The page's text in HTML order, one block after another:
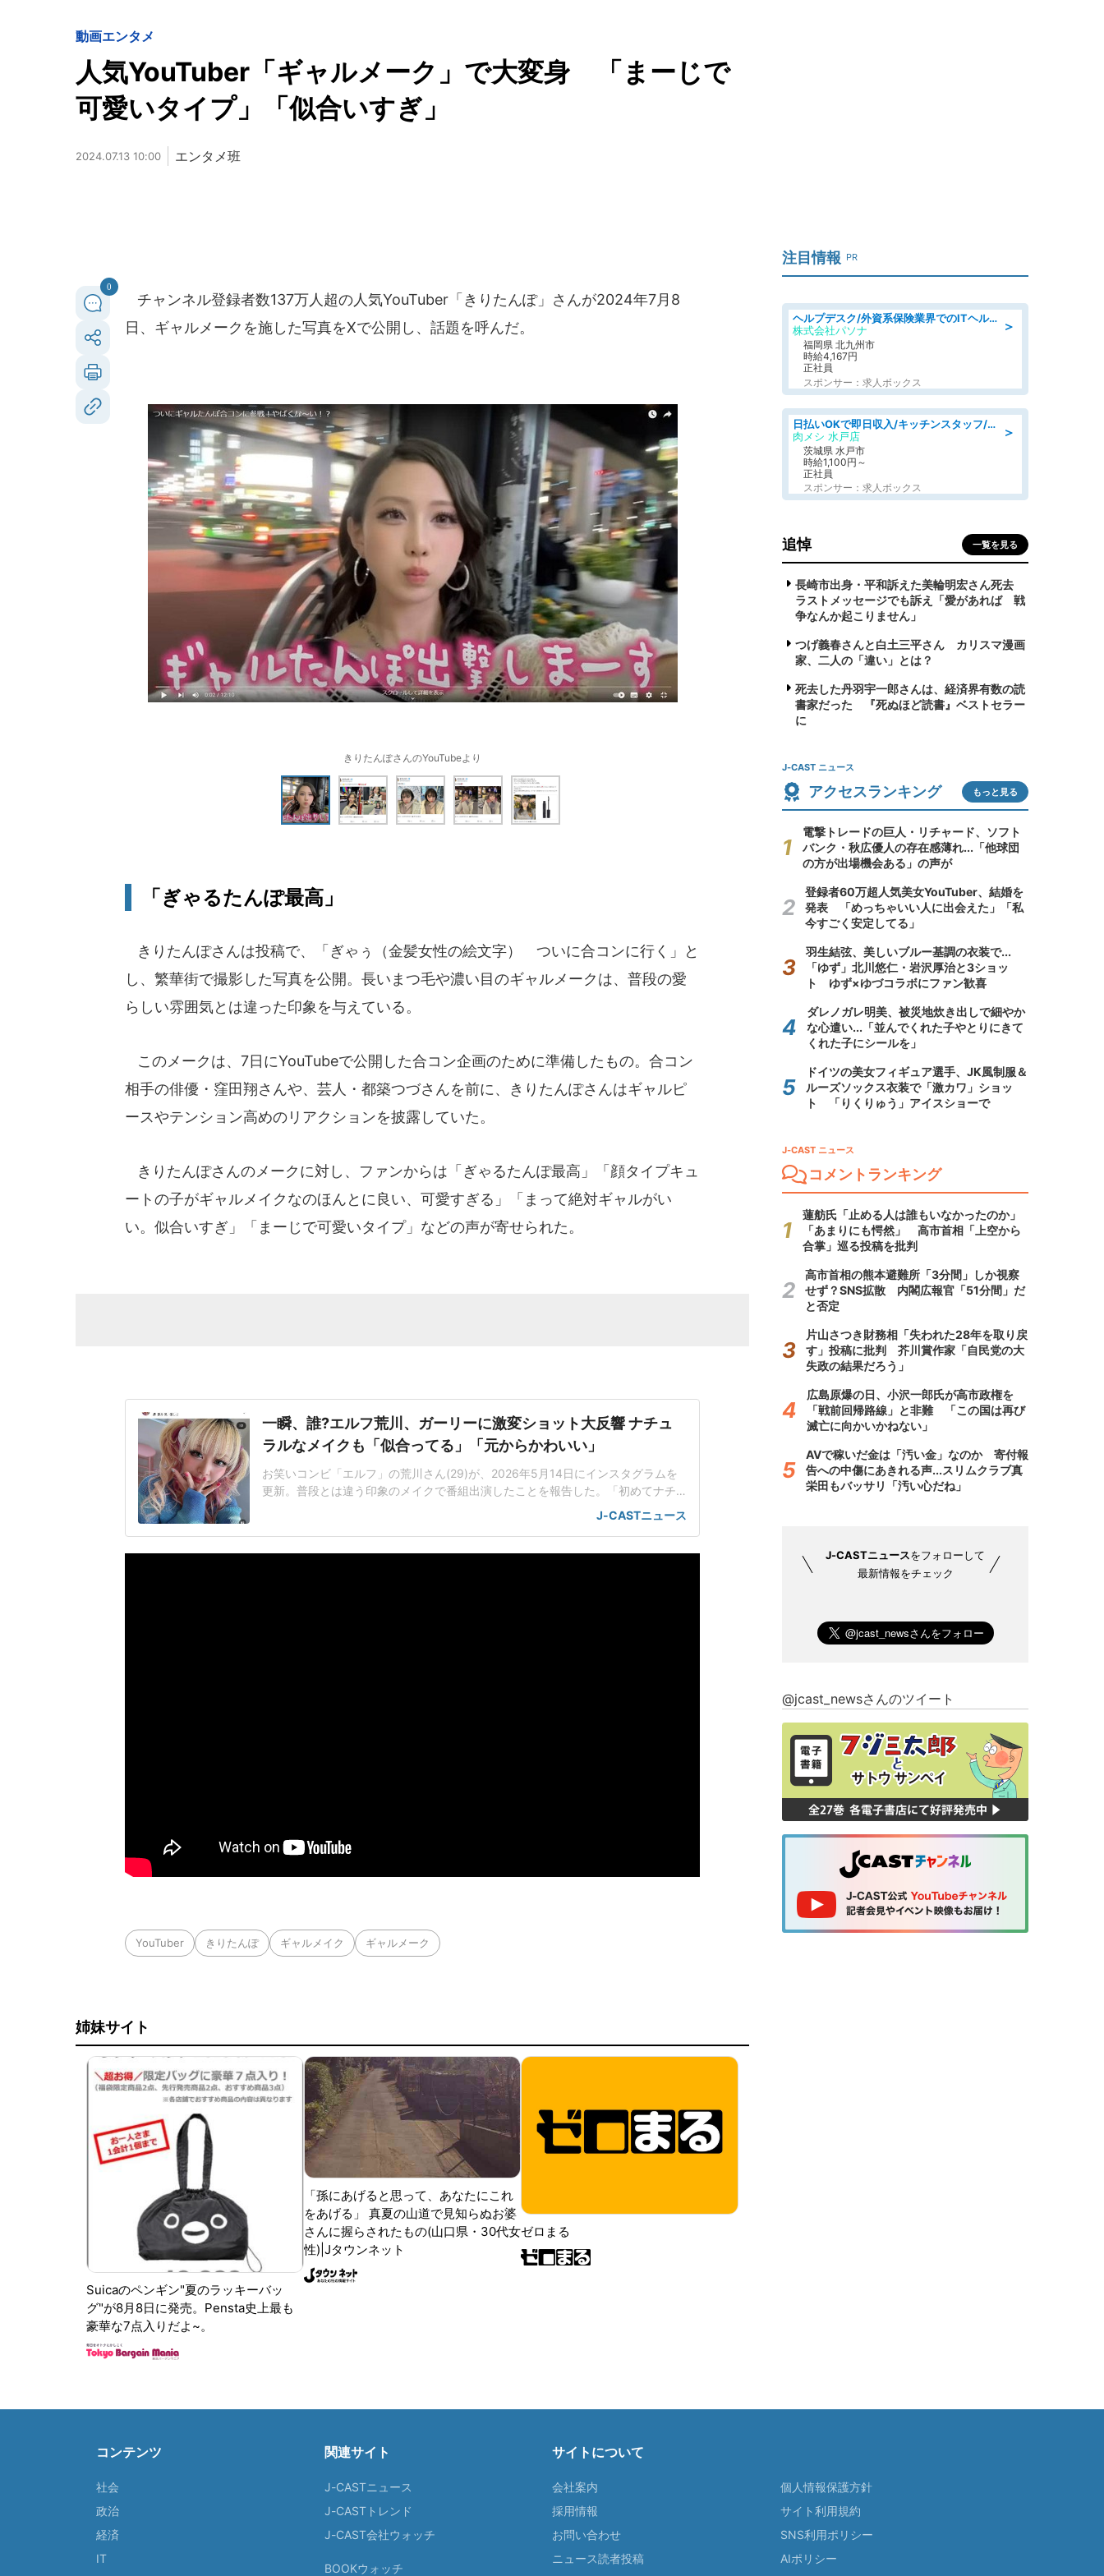
動画エンタメ
人気YouTuber「ギャルメーク」で大変身 「まーじで
可愛いタイプ」「似合いすぎ」
2024.07.13 10:00 エンタメ班
0
チャンネル登録者数137万人超の人気YouTuber「きりたんぽ」さんが2024年7月8
日、ギャルメークを施した写真をXで公開し、話題を呼んだ。
きりたんぽさんのYouTubeより
「ぎゃるたんぽ最高」
きりたんぽさんは投稿で、「ぎゃぅ（金髪女性の絵文字） ついに合コンに行く」と
し、繁華街で撮影した写真を公開。長いまつ毛や濃い目のギャルメークは、普段の愛
らしい雰囲気とは違った印象を与えている。
このメークは、7日にYouTubeで公開した合コン企画のために準備したもの。合コン
相手の俳優・窪田翔さんや、芸人・都築つづさんを前に、きりたんぽさんはギャルピ
ースやテンション高めのリアクションを披露していた。
きりたんぽさんのメークに対し、ファンからは「ぎゃるたんぽ最高」「顔タイプキュ
ートの子がギャルメイクなのほんとに良い、可愛すぎる」「まって絶対ギャルがい
い。似合いすぎ」「まーじで可愛いタイプ」などの声が寄せられた。
一瞬、誰?エルフ荒川、ガーリーに激変ショット大反響 ナチュ
ラルなメイクも「似合ってる」「元からかわいい」
お笑いコンビ「エルフ」の荒川さん(29)が、2026年5月14日にインスタグラムを
更新。普段とは違う印象のメイクで番組出演したことを報告した。「初めてナチ
ュラルな私で出演させて頂きました」荒川さんは、ABEMAで配信中の恋愛リアリ
ティー番組「時計じかけのマリッジ」に出演している。インスタグラムでは、
J-CASTニュース
YouTuber きりたんぽ ギャルメイク ギャルメーク
姉妹サイト
Suicaのペンギン"夏のラッキーバッ
グ"が8月8日に発売。Pensta史上最も
豪華な7点入りだよ~。
「孫にあげると思って、あなたにこれ
をあげる」 真夏の山道で見知らぬお婆
さんに握らされたもの(山口県・30代女
性)|Jタウンネット
ゼロまる
注目情報 PR
＞
ヘルプデスク/外資系保険業界でのITヘルプデスク業務/駅近/即日勤務可/ヘルプデスク
株式会社パソナ
福岡県 北九州市
時給4,167円
正社員
スポンサー：求人ボックス
＞
日払いOKで即日収入/キッチンスタッフ/デリバリー業務など、自己成長可能な幅広い仕事に挑戦!髪型自由&ピアス・ネイルOK/茨城県/水戸市
肉メシ 水戸店
茨城県 水戸市
時給1,100円～
正社員
スポンサー：求人ボックス
追悼 一覧を見る
長崎市出身・平和訴えた美輪明宏さん死去
ラストメッセージでも訴え「愛があれば 戦
争なんか起こりません」
つげ義春さんと白土三平さん カリスマ漫画
家、二人の「違い」とは？
死去した丹羽宇一郎さんは、経済界有数の読
書家だった 『死ぬほど読書』ベストセラー
に
J-CAST ニュース
アクセスランキング もっと見る
電撃トレードの巨人・リチャード、ソフト
バンク・秋広優人の存在感薄れ...「他球団
の方が出場機会ある」の声が
登録者60万超人気美女YouTuber、結婚を
発表 「めっちゃいい人に出会えた」「私
今すごく安定してる」
羽生結弦、美しいブルー基調の衣装で...
「ゆず」北川悠仁・岩沢厚治と3ショッ
ト ゆず×ゆづコラボにファン歓喜
ダレノガレ明美、被災地炊き出しで細やか
な心遣い...「並んでくれた子やとりにきて
くれた子にシールを」
ドイツの美女フィギュア選手、JK風制服＆
ルーズソックス衣装で「激カワ」ショッ
ト 「りくりゅう」アイスショーで
J-CAST ニュース
コメントランキング
蓮舫氏「止める人は誰もいなかったのか」
「あまりにも愕然」 高市首相「上空から
合掌」巡る投稿を批判
高市首相の熊本避難所「3分間」しか視察
せず？SNS拡散 内閣広報官「51分間」だ
と否定
片山さつき財務相「失われた28年を取り戻
す」投稿に批判 芥川賞作家「自民党の大
失政の結果だろう」
広島原爆の日、小沢一郎氏が高市政権を
「戦前回帰路線」と非難 「この国は再び
滅亡に向かいかねない」
AVで稼いだ金は「汚い金」なのか 寄付報
告への中傷にあきれる声...スリムクラブ真
栄田もバッサリ「汚い心だね」
J-CASTニュースをフォローして
最新情報をチェック
@jcast_newsさんのツイート
コンテンツ
社会
政治
経済
IT
関連サイト
J-CASTニュース
J-CASTトレンド
J-CAST会社ウォッチ
BOOKウォッチ
サイトについて
会社案内
採用情報
お問い合わせ
ニュース読者投稿
個人情報保護方針
サイト利用規約
SNS利用ポリシー
AIポリシー